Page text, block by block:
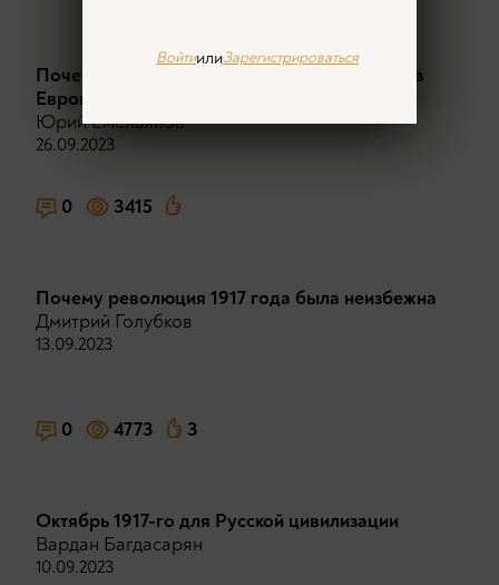
Почему антикапиталистическая революция в
Европе была невозможна
Юрий Емельянов
26.09.2023
0 3415
Почему революция 1917 года была неизбежна
Дмитрий Голубков
13.09.2023
0 4773 3
Октябрь 1917-го для Русской цивилизации
Вардан Багдасарян
10.09.2023
ВойтиилиЗарегистрироваться